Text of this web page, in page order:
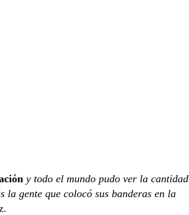
y todo el mundo pudo ver la cantidad
la gente que colocó sus banderas en la